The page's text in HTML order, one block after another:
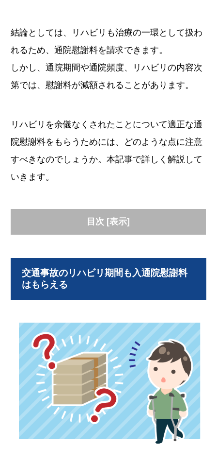
結論としては、リハビリも治療の一環として扱わ
れるため、通院慰謝料を請求できます。
しかし、通院期間や通院頻度、リハビリの内容次
第では、慰謝料が減額されることがあります。
リハビリを余儀なくされたことについて適正な通
院慰謝料をもらうためには、どのような点に注意
すべきなのでしょうか。本記事で詳しく解説して
いきます。
目次 [表示]
交通事故のリハビリ期間も入通院慰謝料
はもらえる